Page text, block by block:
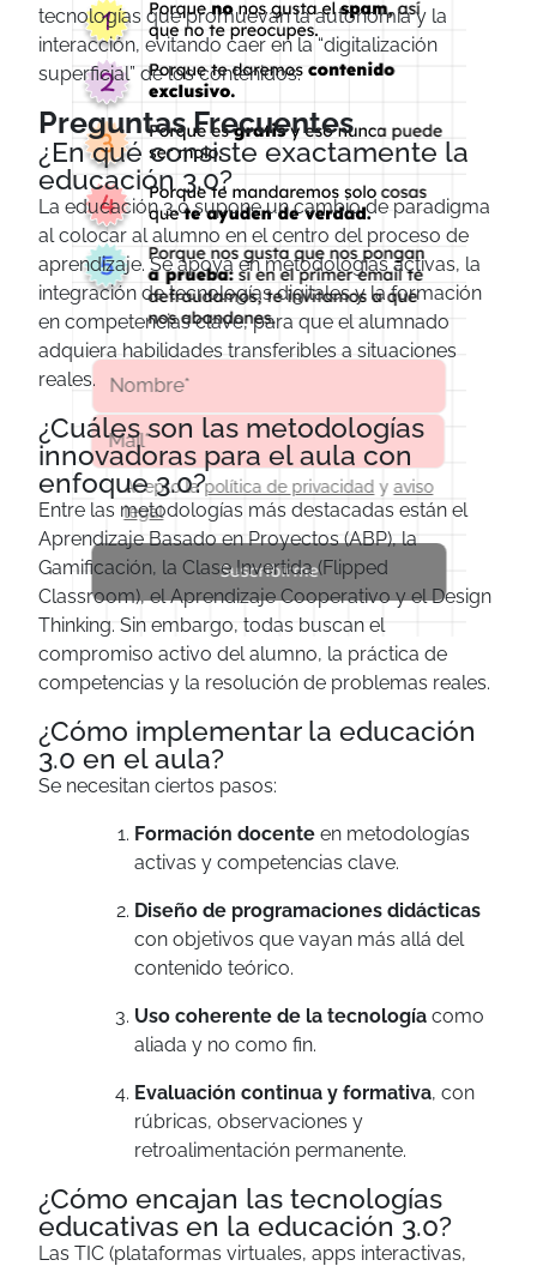
Acepto lapolítica de privacidad yaviso
legal
Suscribirme
tecnologías que promuevan la autonomía y la
interacción, evitando caer en la “digitalización
superficial” de los contenidos.
Preguntas Frecuentes
¿En qué consiste exactamente la
educación 3.0?
La educación 3.0 supone un cambio de paradigma
al colocar al alumno en el centro del proceso de
aprendizaje. Se apoya en metodologías activas, la
integración de tecnologías digitales y la formación
en competencias clave, para que el alumnado
adquiera habilidades transferibles a situaciones
reales.
¿Cuáles son las metodologías
innovadoras para el aula con
enfoque 3.0?
Entre las metodologías más destacadas están el
Aprendizaje Basado en Proyectos (ABP), la
Gamificación, la Clase Invertida (Flipped
Classroom), el Aprendizaje Cooperativo y el Design
Thinking. Sin embargo, todas buscan el
compromiso activo del alumno, la práctica de
competencias y la resolución de problemas reales.
¿Cómo implementar la educación
3.0 en el aula?
Se necesitan ciertos pasos:
Formación docente en metodologías
activas y competencias clave.
Diseño de programaciones didácticas
con objetivos que vayan más allá del
contenido teórico.
Uso coherente de la tecnología como
aliada y no como fin.
Evaluación continua y formativa, con
rúbricas, observaciones y
retroalimentación permanente.
¿Cómo encajan las tecnologías
educativas en la educación 3.0?
Las TIC (plataformas virtuales, apps interactivas,